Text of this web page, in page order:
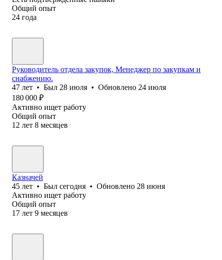
Общий опыт
24 года
Руководитель отдела закупок, Менеджер по закупкам и
снабжению.
47 лет • Был 28 июля • Обновлено 24 июля
180 000 ₽
Активно ищет работу
Общий опыт
12 лет 8 месяцев
Казначей
45 лет • Был сегодня • Обновлено 28 июня
Активно ищет работу
Общий опыт
17 лет 9 месяцев